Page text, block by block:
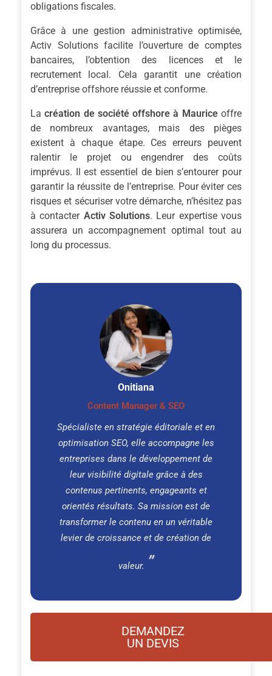
obligations fiscales.
Grâce à une gestion administrative optimisée,
Activ Solutions facilite l’ouverture de comptes
bancaires, l’obtention des licences et le
recrutement local. Cela garantit une création
d’entreprise offshore réussie et conforme.
Lacréation de société offshore à Mauriceoffre
de nombreux avantages, mais des pièges
existent à chaque étape. Ces erreurs peuvent
ralentir le projet ou engendrer des coûts
imprévus. Il est essentiel de bien s’entourer pour
garantir la réussite de l’entreprise. Pour éviter ces
risques et sécuriser votre démarche, n’hésitez pas
à contacter Activ Solutions. Leur expertise vous
assurera un accompagnement optimal tout au
long du processus.
Onitiana
Content Manager & SEO
Spécialiste en stratégie éditoriale et en
optimisation SEO, elle accompagne les
entreprises dans le développement de
leur visibilité digitale grâce à des
contenus pertinents, engageants et
orientés résultats. Sa mission est de
transformer le contenu en un véritable
levier de croissance et de création de
valeur.
DEMANDEZ
UN DEVIS